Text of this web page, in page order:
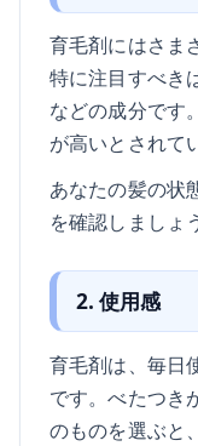
育毛剤にはさま
特に注目すべき
などの成分です
が高いとされて
あなたの髪の状
を確認しましょ
2. 使用感
育毛剤は、毎日
です。べたつき
のものを選ぶと